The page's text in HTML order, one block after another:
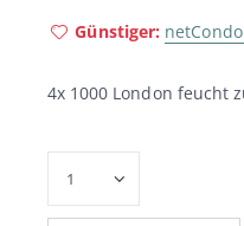
Günstiger:
4x 1000 London feucht